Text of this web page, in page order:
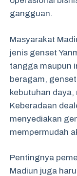
gangguan.
Masyarakat
jenis genset
tangga maupun
beragam,
kebutuhan daya,
Keberadaan
menyediakan
mempermudah
Pentingnya
Madiun juga